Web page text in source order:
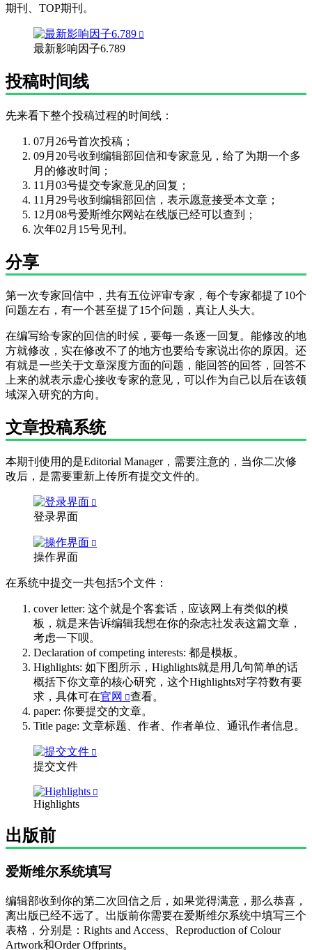
期刊、TOP期刊。
最新影响因子6.789
投稿时间线
先来看下整个投稿过程的时间线：
07月26号首次投稿；
09月20号收到编辑部回信和专家意见，给了为期一个多
月的修改时间；
11月03号提交专家意见的回复；
11月29号收到编辑部回信，表示愿意接受本文章；
12月08号爱斯维尔网站在线版已经可以查到；
次年02月15号见刊。
分享
第一次专家回信中，共有五位评审专家，每个专家都提了10个
问题左右，有一个甚至提了15个问题，真让人头大。
在编写给专家的回信的时候，要每一条逐一回复。能修改的地
方就修改，实在修改不了的地方也要给专家说出你的原因。还
有就是一些关于文章深度方面的问题，能回答的回答，回答不
上来的就表示虚心接收专家的意见，可以作为自己以后在该领
域深入研究的方向。
文章投稿系统
本期刊使用的是Editorial Manager，需要注意的，当你二次修
改后，是需要重新上传所有提交文件的。
登录界面
操作界面
在系统中提交一共包括5个文件：
cover letter: 这个就是个客套话，应该网上有类似的模
板，就是来告诉编辑我想在你的杂志社发表这篇文章，
考虑一下呗。
Declaration of competing interests: 都是模板。
Highlights: 如下图所示，Highlights就是用几句简单的话
概括下你文章的核心研究，这个Highlights对字符数有要
求，具体可在官网
查看。
paper: 你要提交的文章。
Title page: 文章标题、作者、作者单位、通讯作者信息。
提交文件
Highlights
出版前
爱斯维尔系统填写
编辑部收到你的第二次回信之后，如果觉得满意，那么恭喜，
离出版已经不远了。出版前你需要在爱斯维尔系统中填写三个
表格，分别是：Rights and Access、Reproduction of Colour
Artwork和Order Offprints。